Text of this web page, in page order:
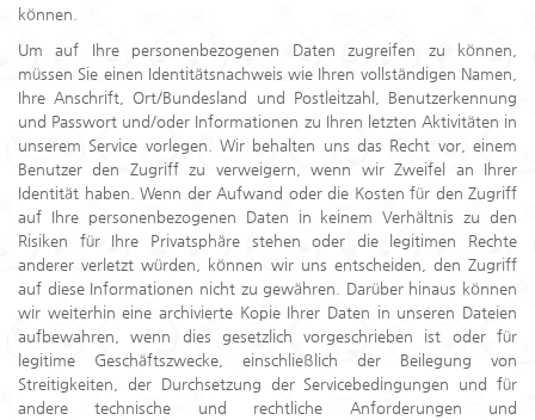
können.
Um auf Ihre personenbezogenen Daten zugreifen zu können,
müssen Sie einen Identitätsnachweis wie Ihren vollständigen Namen,
Ihre Anschrift, Ort/Bundesland und Postleitzahl, Benutzerkennung
und Passwort und/oder Informationen zu Ihren letzten Aktivitäten in
unserem Service vorlegen. Wir behalten uns das Recht vor, einem
Benutzer den Zugriff zu verweigern, wenn wir Zweifel an Ihrer
Identität haben. Wenn der Aufwand oder die Kosten für den Zugriff
auf Ihre personenbezogenen Daten in keinem Verhältnis zu den
Risiken für Ihre Privatsphäre stehen oder die legitimen Rechte
anderer verletzt würden, können wir uns entscheiden, den Zugriff
auf diese Informationen nicht zu gewähren. Darüber hinaus können
wir weiterhin eine archivierte Kopie Ihrer Daten in unseren Dateien
aufbewahren, wenn dies gesetzlich vorgeschrieben ist oder für
legitime Geschäftszwecke, einschließlich der Beilegung von
Streitigkeiten, der Durchsetzung der Servicebedingungen und für
andere technische und rechtliche Anforderungen und